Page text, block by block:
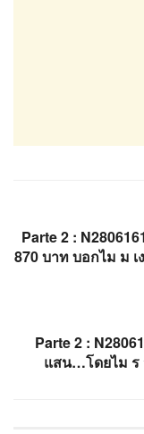
Parte 2 :
870 บาท บอกไม ม
Parte 2 :
แสน…โดยไม ร